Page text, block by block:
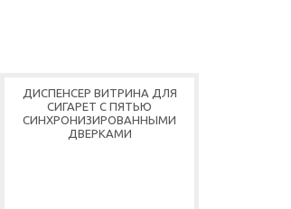
ДИСПЕНСЕР ВИТРИНА ДЛЯ
СИГАРЕТ С ПЯТЬЮ
СИНХРОНИЗИРОВАННЫМИ
ДВЕРКАМИ